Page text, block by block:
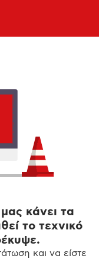
κάνει τα
το τεχνικό
και να είστε